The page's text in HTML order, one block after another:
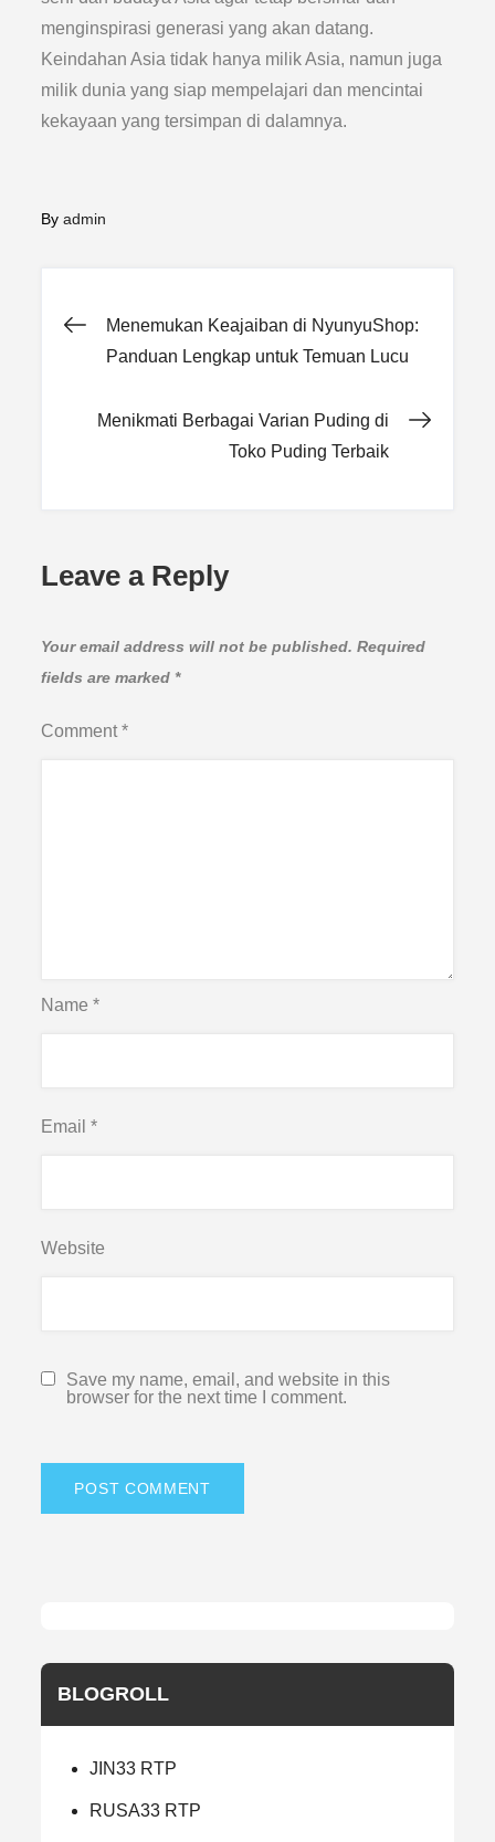
menginspirasi generasi yang akan datang.
Keindahan Asia tidak hanya milik Asia, namun juga
milik dunia yang siap mempelajari dan mencintai
kekayaan yang tersimpan di dalamnya.
Byadmin
Post
Menemukan Keajaiban di NyunyuShop:
Panduan Lengkap untuk Temuan Lucu
Menikmati Berbagai Varian Puding di
Toko Puding Terbaik
Leave a Reply
Your email address will not be published. Required
fields are marked *
Comment*
Name*
Email*
Website
Save my name, email, and website in this
browser for the next time I comment.
BLOGROLL
JIN33 RTP
RUSA33 RTP